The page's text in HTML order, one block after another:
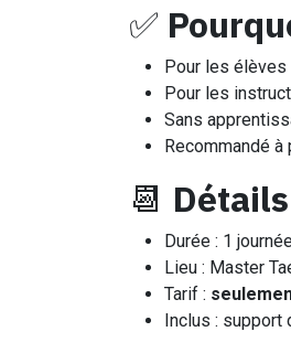
✅
Pour les élèves
Pour les
Sans
Recommandé à
📆
Durée : 1
Lieu : Master
Tarif :
Inclus : support